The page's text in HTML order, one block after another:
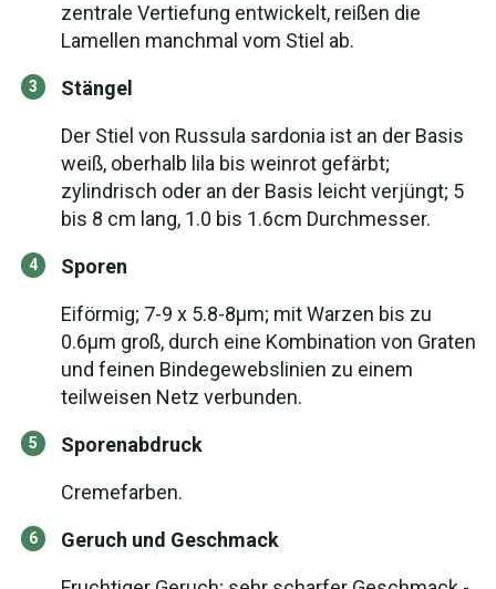
zentrale Vertiefung entwickelt, reißen die
Lamellen manchmal vom Stiel ab.
Stängel
Der Stiel von Russula sardonia ist an der Basis
weiß, oberhalb lila bis weinrot gefärbt;
zylindrisch oder an der Basis leicht verjüngt; 5
bis 8 cm lang, 1.0 bis 1.6cm Durchmesser.
Sporen
Eiförmig; 7-9 x 5.8-8µm; mit Warzen bis zu
0.6µm groß, durch eine Kombination von Graten
und feinen Bindegewebslinien zu einem
teilweisen Netz verbunden.
Sporenabdruck
Cremefarben.
Geruch und Geschmack